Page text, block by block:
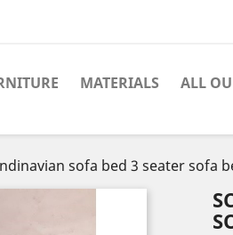
MATERIALS ALL
sofa bed 3 seater sofa